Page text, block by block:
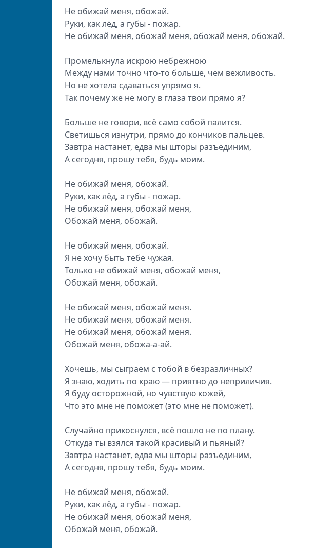
Не обижай меня, обожай.
Руки, как лёд, а губы - пожар.
Не обижай меня, обожай меня, обожай меня, обожай.
Промелькнула искрою небрежною
Между нами точно что-то больше, чем вежливость.
Но не хотела сдаваться упрямо я.
Так почему же не могу в глаза твои прямо я?
Больше не говори, всё само собой палится.
Светишься изнутри, прямо до кончиков пальцев.
Завтра настанет, едва мы шторы разъединим,
А сегодня, прошу тебя, будь моим.
Не обижай меня, обожай.
Руки, как лёд, а губы - пожар.
Не обижай меня, обожай меня,
Обожай меня, обожай.
Не обижай меня, обожай.
Я не хочу быть тебе чужая.
Только не обижай меня, обожай меня,
Обожай меня, обожай.
Не обижай меня, обожай меня.
Не обижай меня, обожай меня.
Не обижай меня, обожай меня.
Обожай меня, обожа-а-ай.
Хочешь, мы сыграем с тобой в безразличных?
Я знаю, ходить по краю — приятно до неприличия.
Я буду осторожной, но чувствую кожей,
Что это мне не поможет (это мне не поможет).
Случайно прикоснулся, всё пошло не по плану.
Откуда ты взялся такой красивый и пьяный?
Завтра настанет, едва мы шторы разъединим,
А сегодня, прошу тебя, будь моим.
Не обижай меня, обожай.
Руки, как лёд, а губы - пожар.
Не обижай меня, обожай меня,
Обожай меня, обожай.